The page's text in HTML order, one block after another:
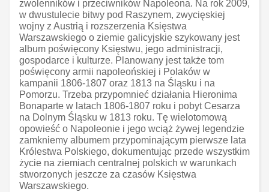
zwolenników i przeciwników Napoleona. Na rok 2009,
w dwustulecie bitwy pod Raszynem, zwycięskiej
wojny z Austrią i rozszerzenia Księstwa
Warszawskiego o ziemie galicyjskie szykowany jest
album poświęcony Księstwu, jego administracji,
gospodarce i kulturze. Planowany jest także tom
poświęcony armii napoleońskiej i Polaków w
kampanii 1806-1807 oraz 1813 na Śląsku i na
Pomorzu. Trzeba przypomnieć działania Hieronima
Bonaparte w latach 1806-1807 roku i pobyt Cesarza
na Dolnym Śląsku w 1813 roku. Tę wielotomową
opowieść o Napoleonie i jego wciąż żywej legendzie
zamkniemy albumem przypominającym pierwsze lata
Królestwa Polskiego, dokumentując przede wszystkim
życie na ziemiach centralnej polskich w warunkach
stworzonych jeszcze za czasów Księstwa
Warszawskiego.